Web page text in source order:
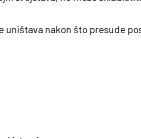
uništava nakon što presude